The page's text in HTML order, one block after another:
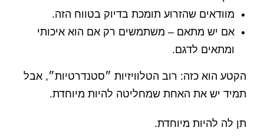
מוודאים שהזרוע תומכת בדיוק בטווח הזה.
אם יש מתאם – משתמשים רק אם הוא איכותי
ומתאים לדגם.
הקטע הוא כזה: רוב הטלוויזיות ״סטנדרטיות״, אבל
תמיד יש את האחת שמחליטה להיות מיוחדת.
תן לה להיות מיוחדת.